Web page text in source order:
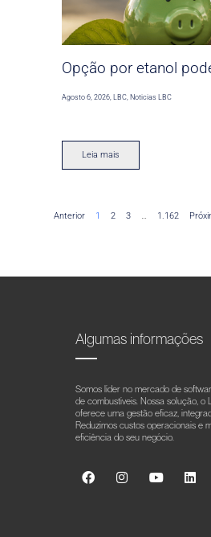
Opção por etanol
Agosto 6, 2026 ,LBC Noticias LBC
Leia mais
Anterior 1 2 3 … 1.162
Algumas informações
Somos líder no mercado de
de combustíveis. Nossa solução, o
oferece uma gestão eficaz,
Reduzimos custos operacionais e
eficiência do seu negócio.